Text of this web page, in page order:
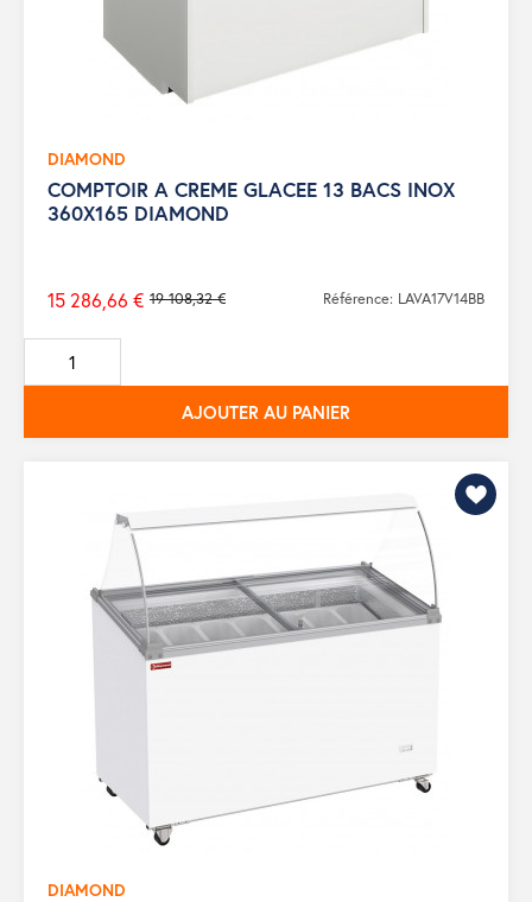
DIAMOND
COMPTOIR A CREME GLACEE 13 BACS INOX
360X165 DIAMOND
Prix
de
base
19 108,32 €
15 286,66 € Référence: LAVA17V14BB
AJOUTER AU PANIER
DIAMOND